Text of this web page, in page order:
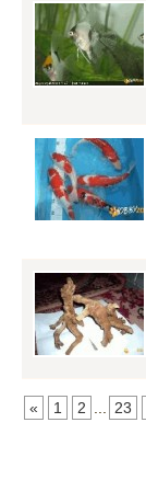
« 1 2 ... 23